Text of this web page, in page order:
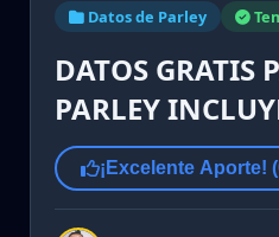
Datos de Parley
DATOS GRATIS
PARLEY
¡Excelente Aporte! (